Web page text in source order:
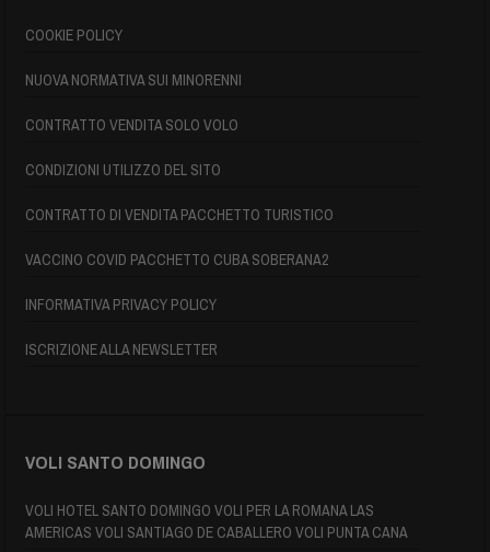
COOKIE POLICY
NUOVA NORMATIVA SUI MINORENNI
CONTRATTO VENDITA SOLO VOLO
CONDIZIONI UTILIZZO DEL SITO
CONTRATTO DI VENDITA PACCHETTO TURISTICO
VACCINO COVID PACCHETTO CUBA SOBERANA2
INFORMATIVA PRIVACY POLICY
ISCRIZIONE ALLA NEWSLETTER
VOLI SANTO DOMINGO
VOLI HOTEL SANTO DOMINGO VOLI PER LA ROMANA LAS
AMERICAS VOLI SANTIAGO DE CABALLERO VOLI PUNTA CANA